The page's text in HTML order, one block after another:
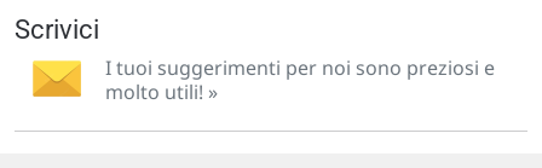
Scrivici
I tuoi suggerimenti per noi sono preziosi e
molto utili! »